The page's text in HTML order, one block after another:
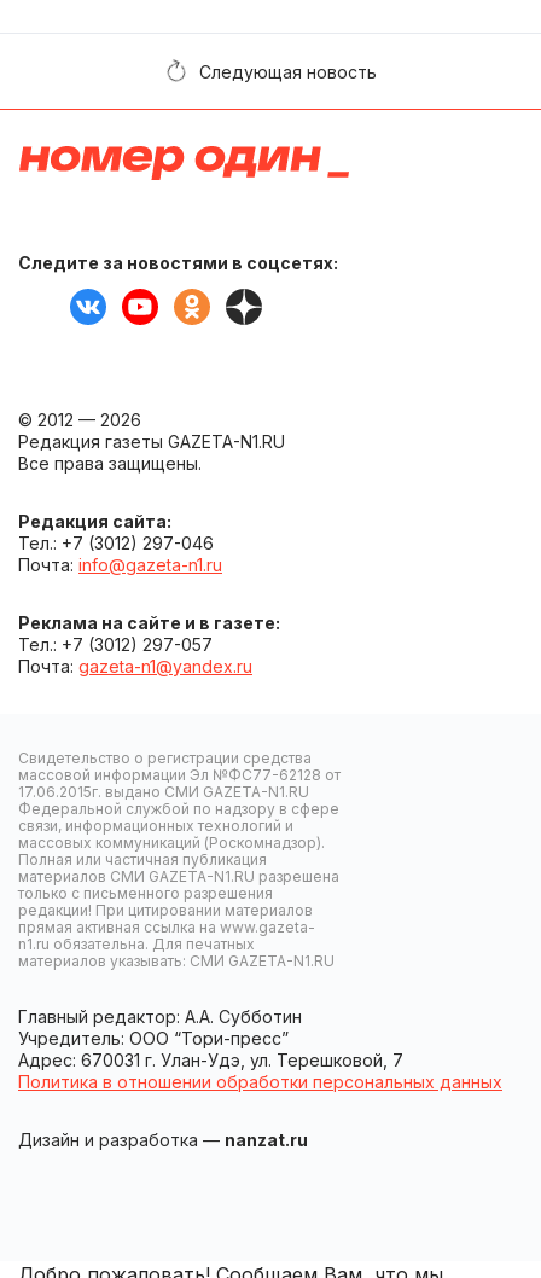
Следующая новость
Следите за новостями в соцсетях:
© 2012 — 2026
Редакция газеты GAZETA-N1.RU
Все права защищены.
Редакция сайта:
Тел.: +7 (3012) 297-046
Почта: info@gazeta-n1.ru
Реклама на сайте и в газете:
Тел.: +7 (3012) 297-057
Почта: gazeta-n1@yandex.ru
Свидетельство о регистрации средства
массовой информации Эл №ФС77-62128 от
17.06.2015г. выдано СМИ GAZETA-N1.RU
Федеральной службой по надзору в сфере
связи, информационных технологий и
массовых коммуникаций (Роскомнадзор).
Полная или частичная публикация
материалов СМИ GAZETA-N1.RU разрешена
только с письменного разрешения
редакции! При цитировании материалов
прямая активная ссылка на www.gazeta-
n1.ru обязательна. Для печатных
материалов указывать: СМИ GAZETA-N1.RU
Главный редактор: А.А. Субботин
Учредитель: ООО “Тори-пресс”
Адрес: 670031 г. Улан-Удэ, ул. Терешковой, 7
Политика в отношении обработки персональных данных
Дизайн и разработка — nanzat.ru